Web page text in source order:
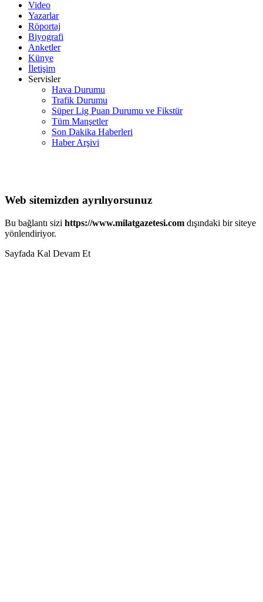
Video
Yazarlar
Röportaj
Biyografi
Anketler
Künye
İletişim
Servisler
Hava Durumu
Trafik Durumu
Süper Lig Puan Durumu ve Fikstür
Tüm Manşetler
Son Dakika Haberleri
Haber Arşivi
Web sitemizden ayrılıyorsunuz
Bu bağlantı sizi https://www.milatgazetesi.com dışındaki bir siteye
yönlendiriyor.
Sayfada Kal Devam Et